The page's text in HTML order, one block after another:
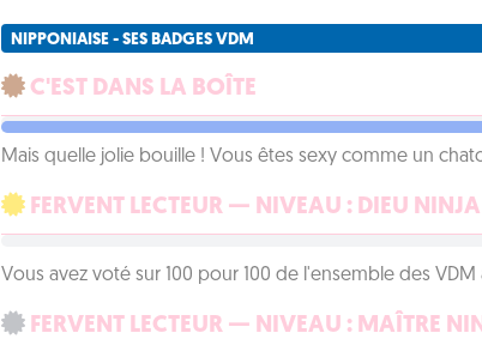
NIPPONIAISE - SES BADGES VDM
C'EST DANS LA BOÎTE
Mais quelle jolie bouille ! Vous êtes sexy comme un
FERVENT LECTEUR — NIVEAU : DIEU NINJA
Vous avez voté sur 100 pour 100 de l'ensemble des VDM
FERVENT LECTEUR — NIVEAU : MAÎTRE